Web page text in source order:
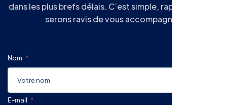
dans les plus brefs délais. C’est simple, rapide, et nous
serons ravis de vous accompagner.
Nom
E-mail